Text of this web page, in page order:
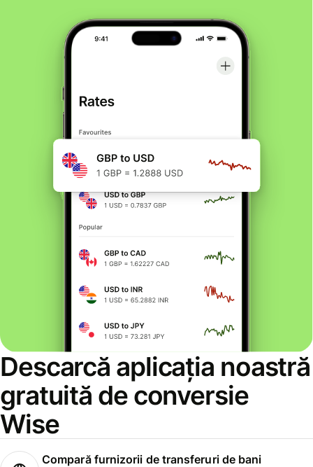
Descarcă aplicația noastră
gratuită de conversie
Wise
Compară furnizorii de transferuri de bani